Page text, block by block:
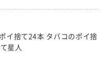
イ捨て24本 タバコのポイ捨
星人